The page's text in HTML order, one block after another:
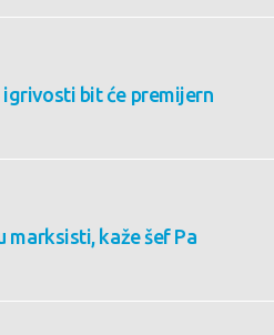
igrivosti bit će premijern
marksisti, kaže šef Pa